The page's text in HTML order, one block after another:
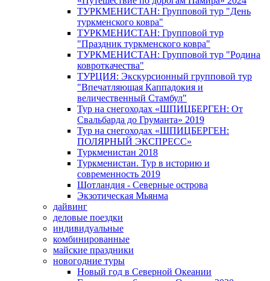
ТУРКМЕНИСТАН: Групповой тур "День
туркменского ковра"
ТУРКМЕНИСТАН: Групповой тур
"Праздник туркменского ковра"
ТУРКМЕНИСТАН: Групповой тур "Родина
ковроткачества"
ТУРЦИЯ: Экскурсионный групповой тур
"Впечатляющая Каппадокия и
величественный Стамбул"
Тур на снегоходах «ШПИЦБЕРГЕН: От
Свальбарда до Груманта» 2019
Тур на снегоходах «ШПИЦБЕРГЕН:
ПОЛЯРНЫЙ ЭКСПРЕСС»
Туркменистан 2018
Туркменистан. Тур в историю и
современность 2019
Шотландия - Северные острова
Экзотическая Мьянма
дайвинг
деловые поездки
индивидуальные
комбинированные
майские праздники
новогодние туры
Новый год в Северной Океании